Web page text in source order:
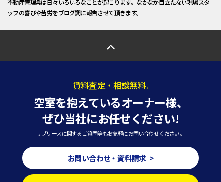
不動産管理業は日々いろいろなことが起こります。なかなか目立たない現場スタ
ッフの喜びや苦労をブログ調に報告させて頂きます。
賃料査定・相談無料!
空室を抱えているオーナー様、
ぜひ当社にお任せください!
サブリースに関するご質問等もお気軽にお問い合わせください。
お問い合わせ・資料請求 >